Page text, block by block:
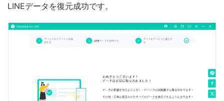
LINEデータを復元成功です。